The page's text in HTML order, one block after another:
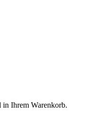
in Ihrem Warenkorb.